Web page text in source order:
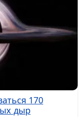
170
дыр